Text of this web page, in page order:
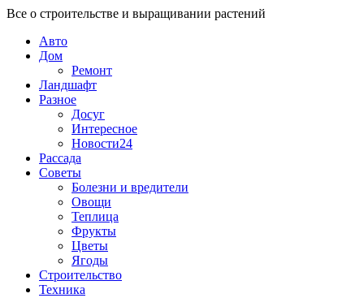
Все о строительстве и выращивании растений
Авто
Дом
Ремонт
Ландшафт
Разное
Досуг
Интересное
Новости24
Рассада
Советы
Болезни и вредители
Овощи
Теплица
Фрукты
Цветы
Ягоды
Строительство
Техника